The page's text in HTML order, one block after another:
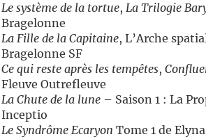
Le système de la tortue, La Trilogie
Bragelonne
La Fille de la Capitaine, L’Arche
Bragelonne SF
Ce qui reste après les tempêtes,
Fleuve Outrefleuve
La Chute de la lune– Saison 1 : La
Inceptio
Le Syndrôme Ecaryon Tome 1 de